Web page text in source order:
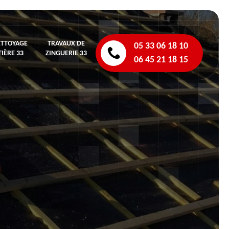
33
TRAVAUX DE
ZINGUERIE 33
05 33 06 18 10
06 45 21 18 15